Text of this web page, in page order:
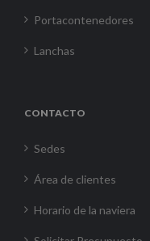
Portacontenedores
Lanchas
CONTACTO
Sedes
Área de clientes
Horario de la naviera